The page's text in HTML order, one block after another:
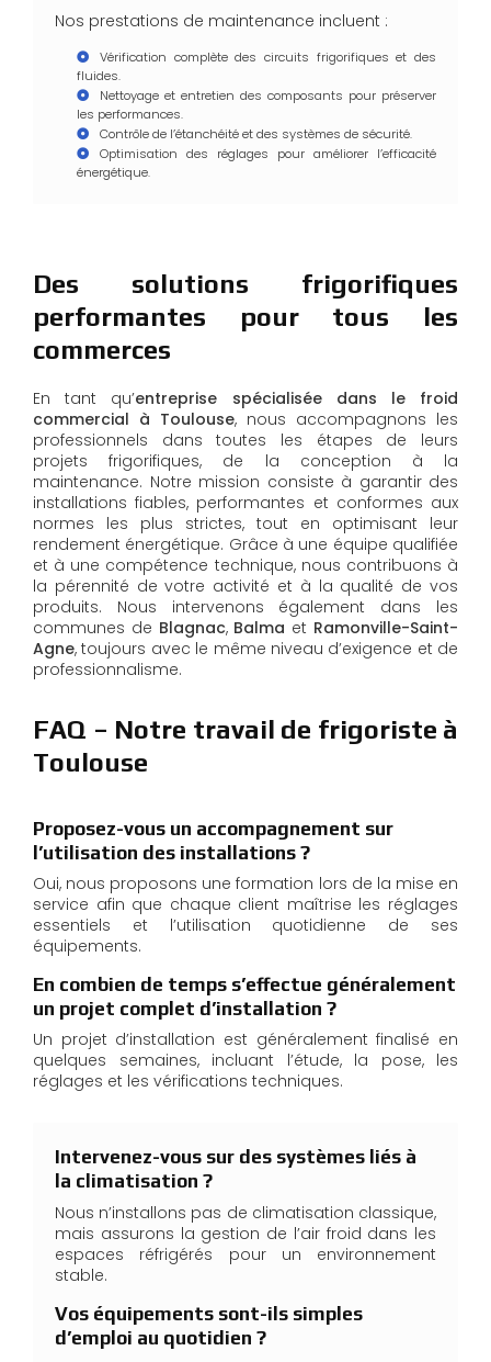
Nos prestations de maintenance incluent :
Vérification complète des circuits frigorifiques et des
fluides.
Nettoyage et entretien des composants pour préserver
les performances.
Contrôle de l’étanchéité et des systèmes de sécurité.
Optimisation des réglages pour améliorer l’efficacité
énergétique.
Des solutions frigorifiques
performantes pour tous les
commerces
En tant qu’entreprise spécialisée dans le froid
commercial à Toulouse, nous accompagnons les
professionnels dans toutes les étapes de leurs
projets frigorifiques, de la conception à la
maintenance. Notre mission consiste à garantir des
installations fiables, performantes et conformes aux
normes les plus strictes, tout en optimisant leur
rendement énergétique. Grâce à une équipe qualifiée
et à une compétence technique, nous contribuons à
la pérennité de votre activité et à la qualité de vos
produits. Nous intervenons également dans les
communes de Blagnac, Balma et Ramonville-Saint-
Agne, toujours avec le même niveau d’exigence et de
professionnalisme.
FAQ – Notre travail de frigoriste à
Toulouse
Proposez-vous un accompagnement sur
l’utilisation des installations ?
Oui, nous proposons une formation lors de la mise en
service afin que chaque client maîtrise les réglages
essentiels et l’utilisation quotidienne de ses
équipements.
En combien de temps s’effectue généralement
un projet complet d’installation ?
Un projet d’installation est généralement finalisé en
quelques semaines, incluant l’étude, la pose, les
réglages et les vérifications techniques.
Intervenez-vous sur des systèmes liés à
la climatisation ?
Nous n’installons pas de climatisation classique,
mais assurons la gestion de l’air froid dans les
espaces réfrigérés pour un environnement
stable.
Vos équipements sont-ils simples
d’emploi au quotidien ?